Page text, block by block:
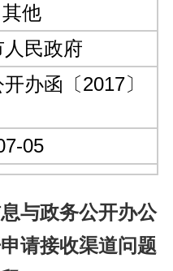
他
民政府
办函〔2017〕
05
与政务公开办公
请接收渠道问题